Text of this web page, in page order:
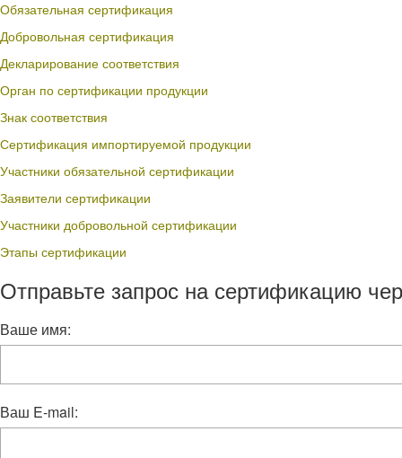
Обязательная сертификация
Добровольная сертификация
Декларирование соответствия
Орган по сертификации продукции
Знак соответствия
Сертификация импортируемой продукции
Участники обязательной сертификации
Заявители сертификации
Участники добровольной сертификации
Этапы сертификации
Отправьте запрос на сертификацию
Ваше имя:
Ваш E-mail: